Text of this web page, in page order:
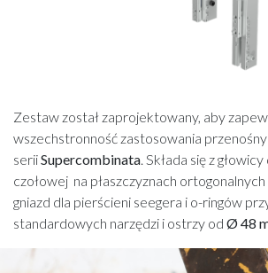
Zestaw został zaprojektowany, aby
wszechstronność zastosowania
seriiSupercombinata. Składa się z
czołowej na płaszczyznach
gniazd dla pierścieni seegera i o-ringów
standardowych narzędzi i ostrzy od Ø 48